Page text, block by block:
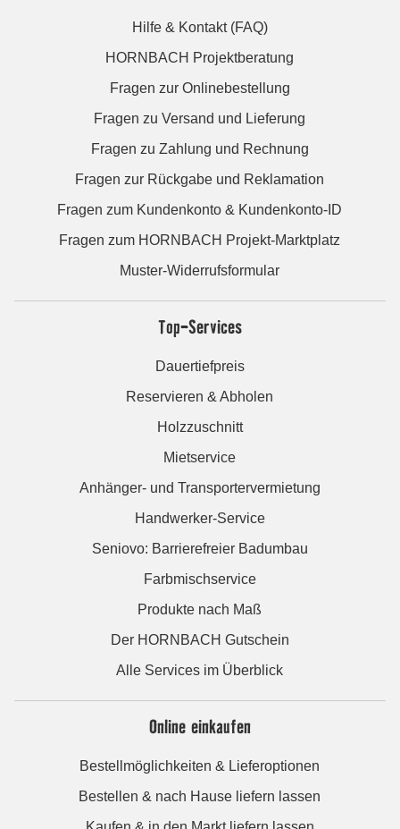
Hilfe & Kontakt (FAQ)
HORNBACH Projektberatung
Fragen zur Onlinebestellung
Fragen zu Versand und Lieferung
Fragen zu Zahlung und Rechnung
Fragen zur Rückgabe und Reklamation
Fragen zum Kundenkonto & Kundenkonto-ID
Fragen zum HORNBACH Projekt-Marktplatz
Muster-Widerrufsformular
Top-Services
Dauertiefpreis
Reservieren & Abholen
Holzzuschnitt
Mietservice
Anhänger- und Transportervermietung
Handwerker-Service
Seniovo: Barrierefreier Badumbau
Farbmischservice
Produkte nach Maß
Der HORNBACH Gutschein
Alle Services im Überblick
Online einkaufen
Bestellmöglichkeiten & Lieferoptionen
Bestellen & nach Hause liefern lassen